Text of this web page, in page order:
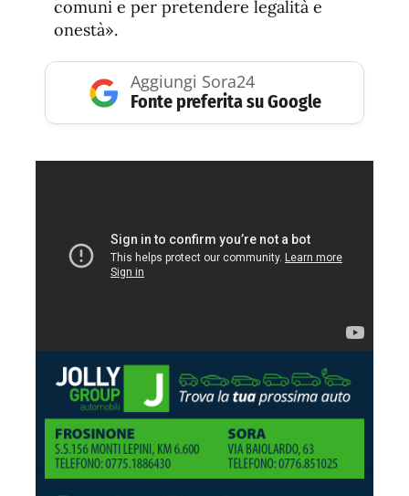
comuni e per pretendere legalità e
onestà».
Aggiungi Sora24
Fonte preferita su Google